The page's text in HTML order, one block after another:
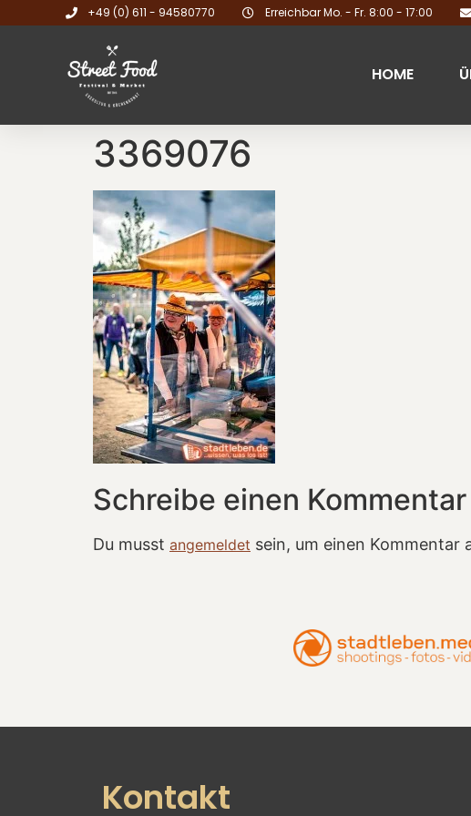
+49 (0) 611 - 94580770 Erreichbar Mo. - Fr. 8:00 - 17:00
HOME
3369076
Schreibe einen Kommentar
Du musst angemeldet sein, um einen Kommentar
Kontakt